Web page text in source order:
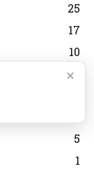
25
17
10
146
5
1
×